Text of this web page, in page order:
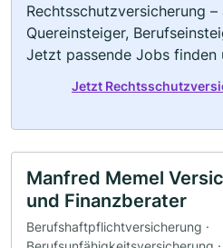
Rechtsschutzversicherung
Quereinsteiger,
Jetzt passende Jobs finden
Jetzt
Manfred Memel
und Finanzberater
Berufshaftpflichtversicherung ·